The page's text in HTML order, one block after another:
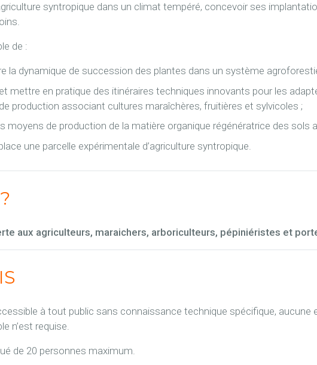
syntropique dans un climat tempéré, concevoir ses
de :
la dynamique de succession des plantes dans un système
mettre en pratique des itinéraires techniques innovants pour les
production associant cultures maraîchères, fruitières et sylvicoles ;
moyens de production de la matière organique régénératrice des sols
une parcelle expérimentale d’agriculture syntropique.
aux agriculteurs, maraichers, arboriculteurs, pépiniéristes et
à tout public sans connaissance technique spécifique, aucune
n’est requise.
de 20 personnes maximum.